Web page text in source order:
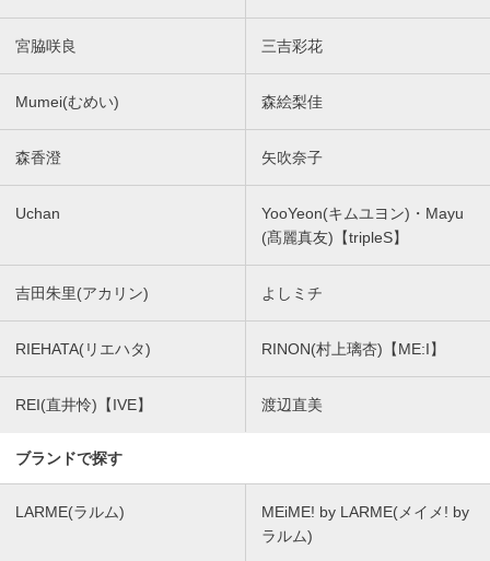
宮脇咲良 三吉彩花
Mumei(むめい) 森絵梨佳
森香澄 矢吹奈子
Uchan
YooYeon(キムユヨン)・Mayu
(髙麗真友)【tripleS】
吉田朱里(アカリン) よしミチ
RIEHATA(リエハタ) RINON(村上璃杏)【ME:I】
REI(直井怜)【IVE】 渡辺直美
ブランドで探す
LARME(ラルム)
MEiME! by LARME(メイメ! by
ラルム)